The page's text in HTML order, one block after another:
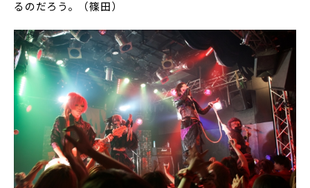
るのだろう。（篠田）